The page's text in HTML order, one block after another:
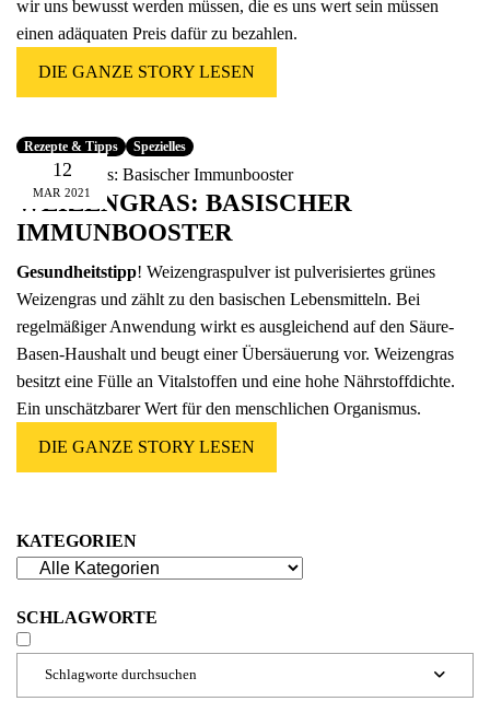
wir uns bewusst werden müssen, die es uns wert sein müssen
einen adäquaten Preis dafür zu bezahlen.
DIE GANZE STORY LESEN
12
MAR 2021
Rezepte & Tipps Spezielles
WEIZENGRAS: BASISCHER
IMMUNBOOSTER
Gesundheitstipp! Weizengraspulver ist pulverisiertes grünes
Weizengras und zählt zu den basischen Lebensmitteln. Bei
regelmäßiger Anwendung wirkt es ausgleichend auf den Säure-
Basen-Haushalt und beugt einer Übersäuerung vor. Weizengras
besitzt eine Fülle an Vitalstoffen und eine hohe Nährstoffdichte.
Ein unschätzbarer Wert für den menschlichen Organismus.
DIE GANZE STORY LESEN
KATEGORIEN
SCHLAGWORTE
Schlagworte durchsuchen 